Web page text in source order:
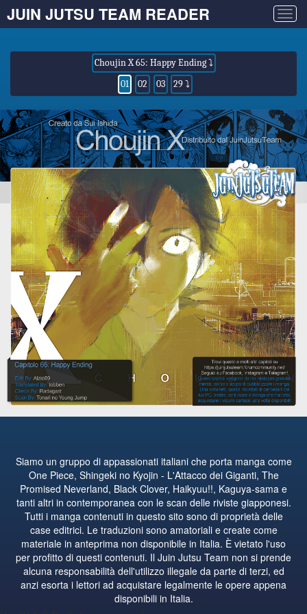
JUIN JUTSU TEAM READER
Choujin X 65: Happy Ending ⤵
01
02 03 29 ⤵
Siamo un gruppo di appassionati italiani che porta manga come
One Piece, Shingeki no Kyojin - L'Attacco dei Giganti, The
Promised Neverland, Black Clover, Haikyuu!!, Kaguya-sama e
tanti altri in contemporanea con le scan delle riviste giapponesi.
Tutti i manga contenuti in questo sito sono di proprietà delle
case editrici. Le traduzioni sono amatoriali e create come
materiale in anteprima non disponibile in Italia. È vietato l'uso
per profitto di questi contenuti. Il Juin Jutsu Team non si prende
alcuna responsabilità dell'utilizzo illegale da parte di terzi, ed
anzi esorta i lettori ad acquistare legalmente le opere appena
disponibili in Italia.